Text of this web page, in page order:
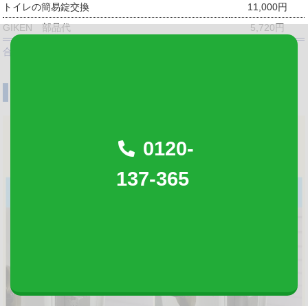
トイレの簡易錠交換
11,000円
GIKEN 部品代
5,720円
合計
0120-
137-365